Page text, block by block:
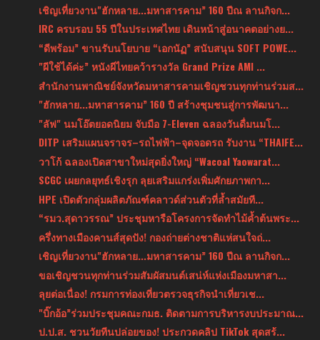
เชิญเที่ยวงาน"ฮักหลาย...มหาสารคาม” 160 ปีณ ลานกิจก...
IRC ครบรอบ 55 ปีในประเทศไทย เดินหน้าสู่อนาคตอย่างย...
“ดีพร้อม” ขานรับนโยบาย “เอกนัฏ” สนับสนุน SOFT POWE...
"ผีใช้ได้ค่ะ” หนังผีไทยคว้ารางวัล Grand Prize AMI ...
สำนักงานพาณิชย์จังหวัดมหาสารคามเชิญชวนทุกท่านร่วมส...
"ฮักหลาย...มหาสารคาม” 160 ปี สร้างชุมชนสู่การพัฒนา...
"ลัฟ" นมโอ๊ตยอดนิยม จับมือ 7-Eleven ฉลองวันดื่มนมโ...
DITP เสริมแผนจราจร–รถไฟฟ้า–จุดจอดรถ รับงาน “THAIFE...
วาโก้ ฉลองเปิดสาขาใหม่สุดยิ่งใหญ่ “Wacoal Yaowarat...
SCGC เผยกลยุทธ์เชิงรุก ลุยเสริมแกร่งเพิ่มศักยภาพกา...
HPE เปิดตัวกลุ่มผลิตภัณฑ์คลาวด์ส่วนตัวที่ล้ำสมัยที...
“รมว.สุดาวรรณ” ประชุมหารือโครงการจัดทำไม้ค้ำต้นพระ...
ครึ่งทางเมืองคานส์สุดปัง! กองถ่ายต่างชาติแห่สนใจถ่...
เชิญเที่ยวงาน"ฮักหลาย...มหาสารคาม” 160 ปีณ ลานกิจก...
ขอเชิญชวนทุกท่านร่วมสัมผัสมนต์เสน่ห์แห่งเมืองมหาสา...
ลุยต่อเนื่อง! กรมการท่องเที่ยวตรวจธุรกิจนำเที่ยวเช...
"บิ๊กอ้อ”ร่วมประชุมคณะกมธ. ติดตามการบริหารงบประมาณ...
ป.ป.ส. ชวนวัยทีนปล่อยของ! ประกวดคลิป TikTok สุดสร้...